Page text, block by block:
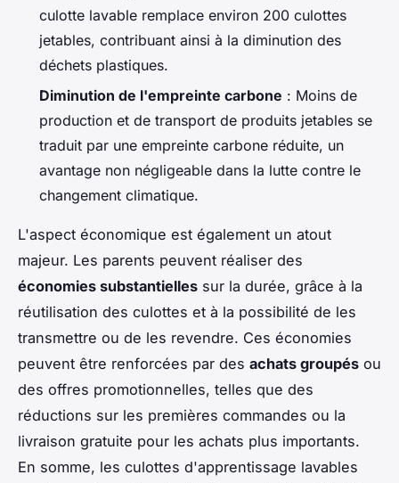
culotte lavable remplace environ 200 culottes
jetables, contribuant ainsi à la diminution des
déchets plastiques.
Diminution de l'empreinte carbone : Moins de
production et de transport de produits jetables se
traduit par une empreinte carbone réduite, un
avantage non négligeable dans la lutte contre le
changement climatique.
L'aspect économique est également un atout
majeur. Les parents peuvent réaliser des
économies substantielles sur la durée, grâce à la
réutilisation des culottes et à la possibilité de les
transmettre ou de les revendre. Ces économies
peuvent être renforcées par des achats groupés ou
des offres promotionnelles, telles que des
réductions sur les premières commandes ou la
livraison gratuite pour les achats plus importants.
En somme, les culottes d'apprentissage lavables